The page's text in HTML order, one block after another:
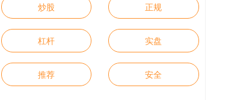
炒股 正规
杠杆 实盘
推荐 安全